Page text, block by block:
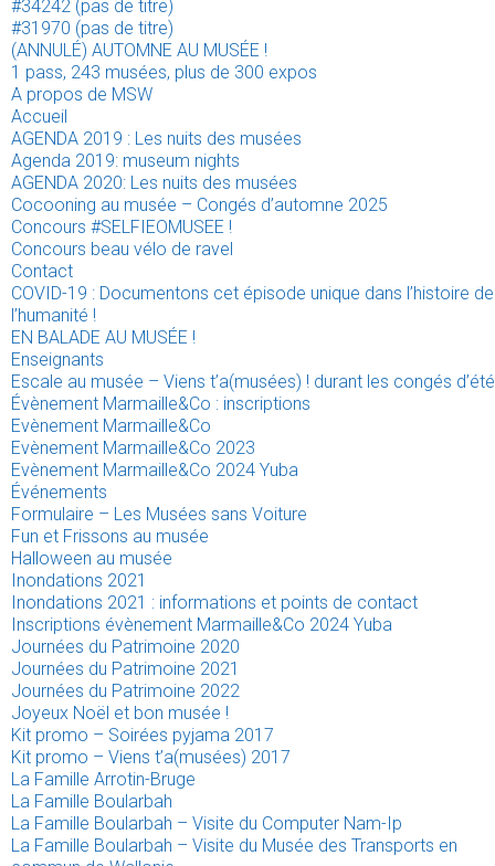
#34242 (pas de titre)
#31970 (pas de titre)
(ANNULÉ) AUTOMNE AU MUSÉE !
1 pass, 243 musées, plus de 300 expos
A propos de MSW
Accueil
AGENDA 2019 : Les nuits des musées
Agenda 2019: museum nights
AGENDA 2020: Les nuits des musées
Cocooning au musée – Congés d’automne 2025
Concours #SELFIEOMUSEE !
Concours beau vélo de ravel
Contact
COVID-19 : Documentons cet épisode unique dans l’histoire de
l’humanité !
EN BALADE AU MUSÉE !
Enseignants
Escale au musée – Viens t’a(musées) ! durant les congés d’été
Évènement Marmaille&Co : inscriptions
Evènement Marmaille&Co
Evènement Marmaille&Co 2023
Evènement Marmaille&Co 2024 Yuba
Événements
Formulaire – Les Musées sans Voiture
Fun et Frissons au musée
Halloween au musée
Inondations 2021
Inondations 2021 : informations et points de contact
Inscriptions évènement Marmaille&Co 2024 Yuba
Journées du Patrimoine 2020
Journées du Patrimoine 2021
Journées du Patrimoine 2022
Joyeux Noël et bon musée !
Kit promo – Soirées pyjama 2017
Kit promo – Viens t’a(musées) 2017
La Famille Arrotin-Bruge
La Famille Boularbah
La Famille Boularbah – Visite du Computer Nam-Ip
La Famille Boularbah – Visite du Musée des Transports en